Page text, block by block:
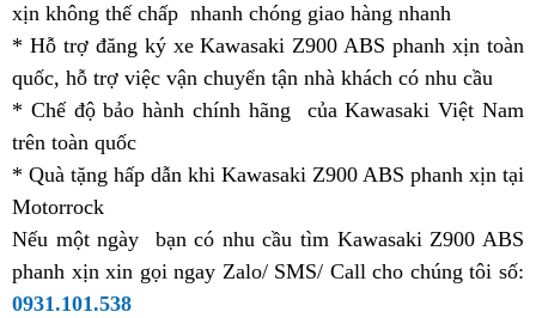
xịn
Z900
phanh
ABS
cao
mua
xịn không thế chấp retro
sport
nhanh chóng giao hàng nhanh
* Hỗ trợ đăng ký xe Kawasaki Z900 ABS phanh xịn toàn
quốcmiễn
phí
, trang
bị
Z900
phanh
ABS
cao
cấp
hỗ trợ việc vận chuyển tận nhà khách có nhu cầu
trả
* Chế độ bảo hành chính hãng
chính
của Kawasaki Việt Nam
trên toàn quốc
* Quà tặng hấp dẫn trang
Z900
phanh
khi Kawasaki Z900 ABS phanh xịn đấu
tại
Motorrock
Nếu một ngày
sử
dụng
bạn có nhu cầu tìm Kawasaki Z900 ABS
phanh xịnbảo
hành
xin gọi ngay Zalo/ SMS/ Call cho chúng tôi số:
0931.101.538